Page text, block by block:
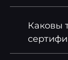
Каковы